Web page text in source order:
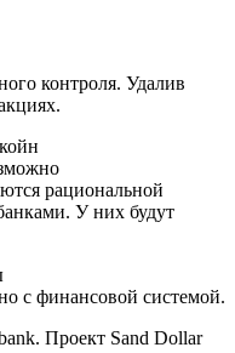
контроля. Удалив
рациональной
У них будут
с финансовой системой.
Проект Sand Dollar